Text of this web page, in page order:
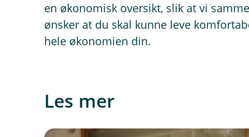
en økonomisk oversikt, slik at vi
ønsker at du skal kunne leve
hele økonomien din.
Les mer